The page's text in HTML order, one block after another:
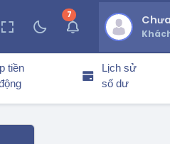
7thông báo chưa đọc
tiền
Lịch sử
số dư